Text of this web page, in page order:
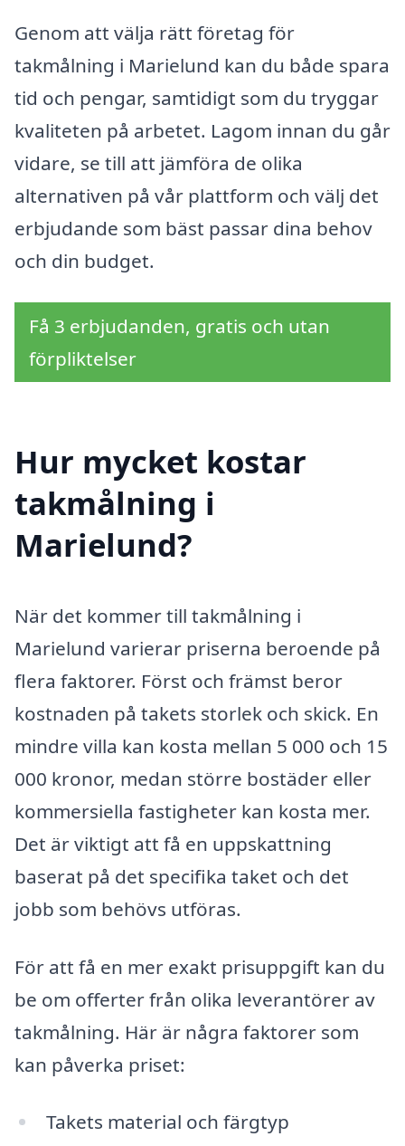
Genom att välja rätt företag för
takmålning i Marielund kan du både spara
tid och pengar, samtidigt som du tryggar
kvaliteten på arbetet. Lagom innan du går
vidare, se till att jämföra de olika
alternativen på vår plattform och välj det
erbjudande som bäst passar dina behov
och din budget.
Få 3 erbjudanden, gratis och utan
förpliktelser
Hur mycket kostar
takmålning i
Marielund?
När det kommer till takmålning i
Marielund varierar priserna beroende på
flera faktorer. Först och främst beror
kostnaden på takets storlek och skick. En
mindre villa kan kosta mellan 5 000 och 15
000 kronor, medan större bostäder eller
kommersiella fastigheter kan kosta mer.
Det är viktigt att få en uppskattning
baserat på det specifika taket och det
jobb som behövs utföras.
För att få en mer exakt prisuppgift kan du
be om offerter från olika leverantörer av
takmålning. Här är några faktorer som
kan påverka priset:
Takets material och färgtyp